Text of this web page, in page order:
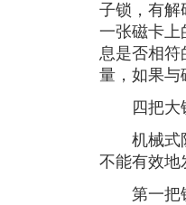
子锁，有解
一张磁卡上
息是否相符
量，如果与
四把大
机械式防
不能有效地
第一把锁